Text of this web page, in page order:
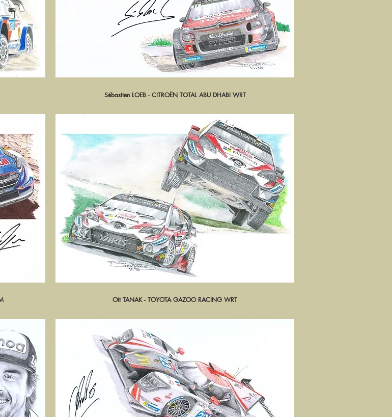
Aperçu rapide
Sébastien LOEB - CITROËN TOTAL ABU DHABI WRT
Aperçu rapide
Ott TANAK - TOYOTA GAZOO RACING WRT